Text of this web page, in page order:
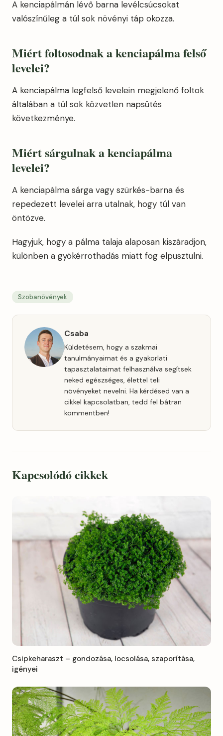
A kenciapálmán lévő barna levélcsúcsokat
valószínűleg a túl sok növényi táp okozza.
Miért foltosodnak a kenciapálma felső
levelei?
A kenciapálma legfelső levelein megjelenő foltok
általában a túl sok közvetlen napsütés
következménye.
Miért sárgulnak a kenciapálma
levelei?
A kenciapálma sárga vagy szürkés-barna és
repedezett levelei arra utalnak, hogy túl van
öntözve.
Hagyjuk, hogy a pálma talaja alaposan kiszáradjon,
különben a gyökérrothadás miatt fog elpusztulni.
Szobanövények
Csaba
Küldetésem, hogy a szakmai
tanulmányaimat és a gyakorlati
tapasztalataimat felhasználva segítsek
neked egészséges, élettel teli
növényeket nevelni. Ha kérdésed van a
cikkel kapcsolatban, tedd fel bátran
kommentben!
Kapcsolódó cikkek
Csipkeharaszt – gondozása, locsolása, szaporítása,
igényei